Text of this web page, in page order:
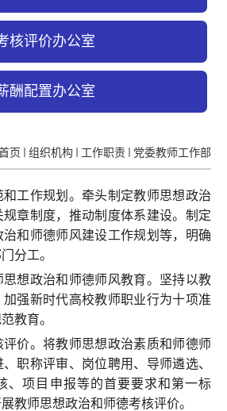
核评价办公室
酬配置办公室
页 组织机构 工作职责 党委教师工作部
和工作规划。牵头制定教师思想政治
章制度，推动制度体系建设。制定
和师德师风建设工作规划等，明确
分工。
思想政治和师德师风教育。坚持以教
强新时代高校教师职业行为十项准
教育。
评价。将教师思想政治素质和师德师
职称评审、岗位聘用、导师遴选、
、项目申报等的首要要求和第一标
教师思想政治和师德考核评价。